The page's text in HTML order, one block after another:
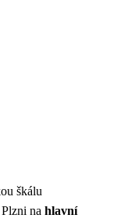
škálu
na hlavní